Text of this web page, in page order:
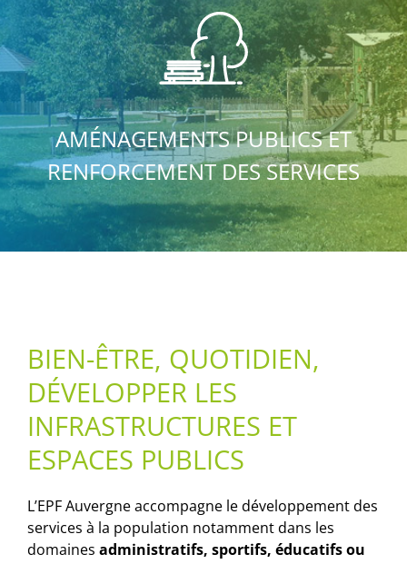
AMÉNAGEMENTS PUBLICS ET
RENFORCEMENT DES SERVICES
BIEN-ÊTRE, QUOTIDIEN,
DÉVELOPPER LES
INFRASTRUCTURES ET
ESPACES PUBLICS
L’EPF Auvergne accompagne le développement des
services à la population notamment dans les
domaines administratifs, sportifs, éducatifs ou